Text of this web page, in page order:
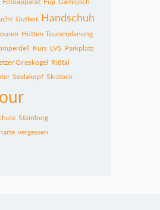
Guffert Handschuh
Hütten Tourenplanung
Kurs LVS Parkplatz
Grieskogel Rißtal
Seelakopf Skistock
Steinberg
vergessen